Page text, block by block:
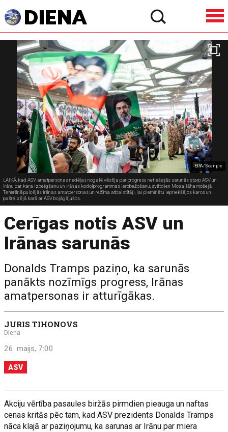
EPA/Scanpix
LAIKĀ, kad ASV amatpersonas nedēļas nogalē vēstīja par progresu netiešajās sarunās starp ASV un
Irānu par kara izbeigšanu un Irānas kodolprogrammas ierobežošanu, svētdien Mosallāha mošejā
Teherānā pulcējās Irānas amatpersonas un režīma atbalstītāji, lai pieminētu iepriekšējos karos un
pašreizējā karā ar ASV bojāgājušos.
Cerīgas notis ASV un
Irānas sarunās
Donalds Tramps paziņo, ka sarunās
panākts nozīmīgs progress, Irānas
amatpersonas ir atturīgākas.
JURIS TIHONOVS
Diena
26. maijs, 7:00
ASV
Akciju vērtība pasaules biržās pirmdien pieauga un naftas
cenas kritās pēc tam, kad ASV prezidents Donalds Tramps
nāca klajā ar paziņojumu, ka sarunas ar Irānu par miera